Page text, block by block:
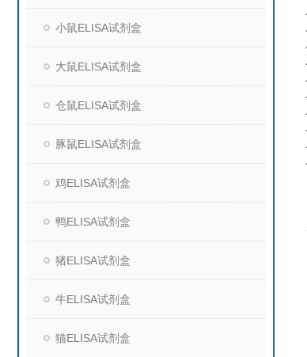
小鼠ELISA试剂盒
大鼠ELISA试剂盒
仓鼠ELISA试剂盒
豚鼠ELISA试剂盒
鸡ELISA试剂盒
鸭ELISA试剂盒
猪ELISA试剂盒
牛ELISA试剂盒
猫ELISA试剂盒